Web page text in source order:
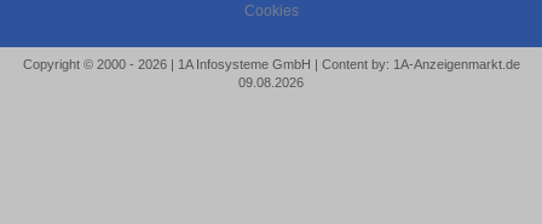
Cookies
Copyright © 2000 - 2026 | 1A Infosysteme GmbH | Content by: 1A-Anzeigenmarkt.de
09.08.2026